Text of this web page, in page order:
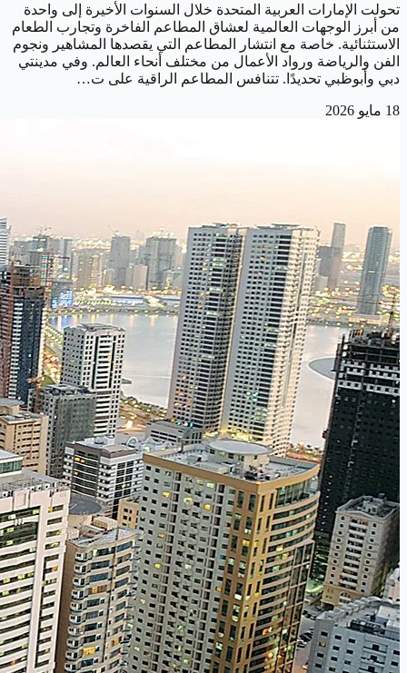
تحولت الإمارات العربية المتحدة خلال السنوات الأخيرة إلى واحدة
من أبرز الوجهات العالمية لعشاق المطاعم الفاخرة وتجارب الطعام
الاستثنائية. خاصة مع انتشار المطاعم التي يقصدها المشاهير ونجوم
الفن والرياضة ورواد الأعمال من مختلف أنحاء العالم. وفي مدينتي
دبي وأبوظبي تحديدًا. تتنافس المطاعم الراقية على ت…
18 مايو 2026